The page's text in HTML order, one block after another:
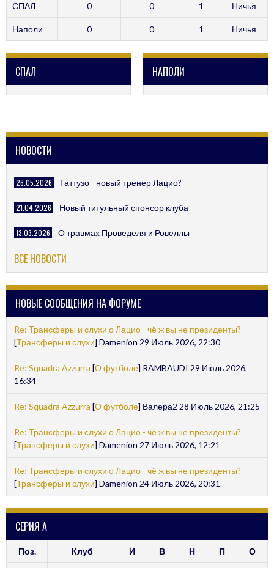
СПАЛ 0 0 1 Ничья
Наполи 0 0 1 Ничья
СПАЛ НАПОЛИ
НОВОСТИ
26.05.2026 Гаттузо - новый тренер Лацио?
21.04.2026 Новый титульный спонсор клуба
13.03.2026 О травмах Проведеля и Ровеллы
ВСЕ НОВОСТИ
НОВЫЕ СООБЩЕНИЯ НА ФОРУМЕ
Re: Трансферы и слухи о Лацио - чё ж вы не президенты?
[Трансферы и слухи] Damenion 29 Июль 2026, 22:30
Re: Squadra Azzurra [О футболе] RAMBAUDI 29 Июль 2026,
16:34
Re: Squadra Azzurra [О футболе] Валера2 28 Июль 2026, 21:25
Re: Трансферы и слухи о Лацио - чё ж вы не президенты?
[Трансферы и слухи] Damenion 27 Июль 2026, 12:21
Re: Трансферы и слухи о Лацио - чё ж вы не президенты?
[Трансферы и слухи] Damenion 24 Июль 2026, 20:31
СЕРИЯ А
Поз. Клуб И В Н П О